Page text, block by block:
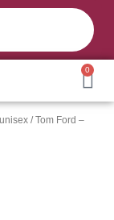
0
/ Tom Ford –